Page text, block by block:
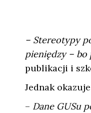
– Stereotypy
pieniędzy – bo
publikacji i
Jednak
– Dane GUSu